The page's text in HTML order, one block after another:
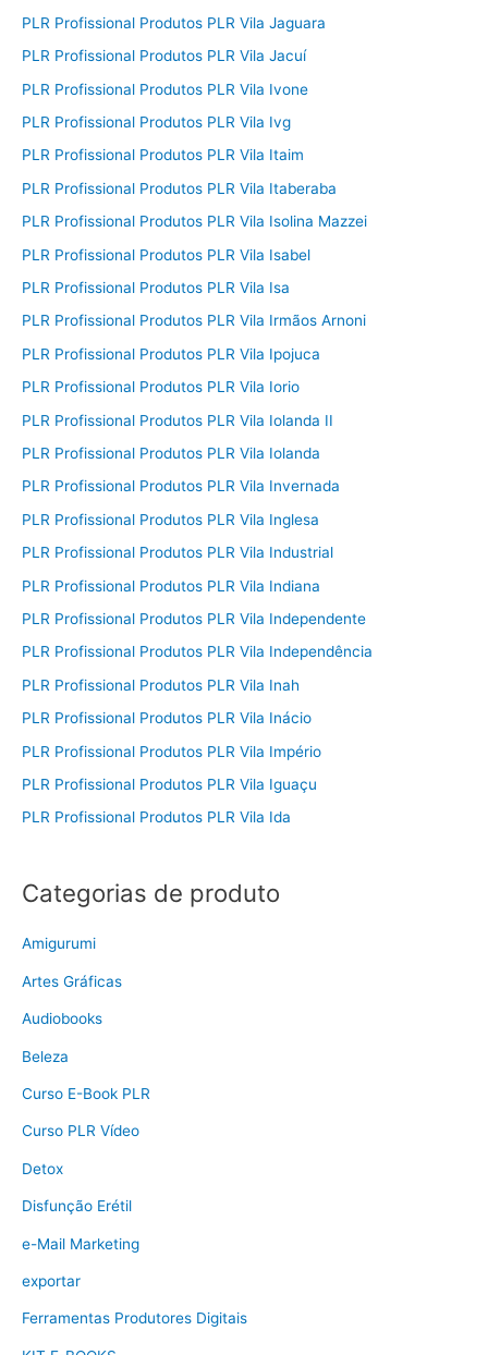
PLR Profissional Produtos PLR Vila Jaguara
PLR Profissional Produtos PLR Vila Jacuí
PLR Profissional Produtos PLR Vila Ivone
PLR Profissional Produtos PLR Vila Ivg
PLR Profissional Produtos PLR Vila Itaim
PLR Profissional Produtos PLR Vila Itaberaba
PLR Profissional Produtos PLR Vila Isolina Mazzei
PLR Profissional Produtos PLR Vila Isabel
PLR Profissional Produtos PLR Vila Isa
PLR Profissional Produtos PLR Vila Irmãos Arnoni
PLR Profissional Produtos PLR Vila Ipojuca
PLR Profissional Produtos PLR Vila Iorio
PLR Profissional Produtos PLR Vila Iolanda II
PLR Profissional Produtos PLR Vila Iolanda
PLR Profissional Produtos PLR Vila Invernada
PLR Profissional Produtos PLR Vila Inglesa
PLR Profissional Produtos PLR Vila Industrial
PLR Profissional Produtos PLR Vila Indiana
PLR Profissional Produtos PLR Vila Independente
PLR Profissional Produtos PLR Vila Independência
PLR Profissional Produtos PLR Vila Inah
PLR Profissional Produtos PLR Vila Inácio
PLR Profissional Produtos PLR Vila Império
PLR Profissional Produtos PLR Vila Iguaçu
PLR Profissional Produtos PLR Vila Ida
Categorias de produto
Amigurumi
Artes Gráficas
Audiobooks
Beleza
Curso E-Book PLR
Curso PLR Vídeo
Detox
Disfunção Erétil
e-Mail Marketing
exportar
Ferramentas Produtores Digitais